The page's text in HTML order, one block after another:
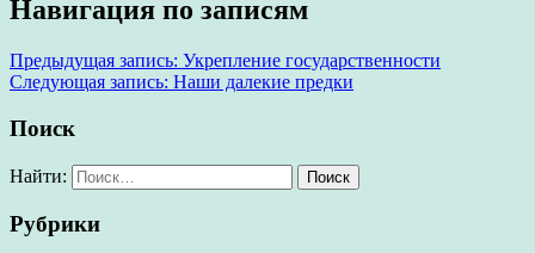
Навигация по записям
Предыдущая запись: Укрепление государственности
Следующая запись: Наши далекие предки
Поиск
Найти:
Рубрики